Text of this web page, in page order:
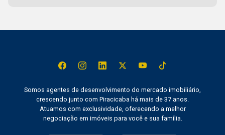
Somos agentes de desenvolvimento do mercado imobiliário,
crescendo junto com Piracicaba há mais de 37 anos.
Atuamos com exclusividade, oferecendo a melhor
negociação em imóveis para você e sua família.